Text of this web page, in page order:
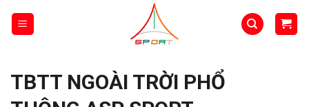
TBTT NGOÀI TRỜI PHỔ